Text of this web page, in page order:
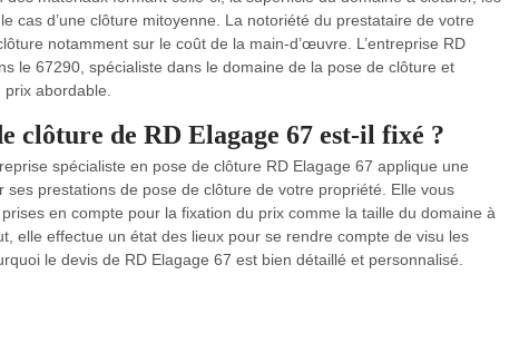
cas d’une clôture mitoyenne. La notoriété du prestataire de votre
notamment sur le coût de la main-d’œuvre. L’entreprise RD
le 67290, spécialiste dans le domaine de la pose de clôture et
abordable.
clôture de RD Elagage 67 est-il fixé ?
spécialiste en pose de clôture RD Elagage 67 applique une
prestations de pose de clôture de votre propriété. Elle vous
en compte pour la fixation du prix comme la taille du domaine à
elle effectue un état des lieux pour se rendre compte de visu les
le devis de RD Elagage 67 est bien détaillé et personnalisé.